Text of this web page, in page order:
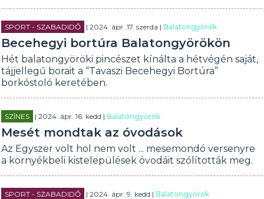
SPORT - SZABADIDŐ | 2024. ápr. 17. szerda |Balatongyörök
Becehegyi bortúra Balatongyörökön
Hét balatongyöröki pincészet kínálta a hétvégén saját,
tájjellegű borait a “Tavaszi Becehegyi Bortúra”
borkóstoló keretében.
SZÍNES | 2024. ápr. 16. kedd |Balatongyörök
Mesét mondtak az óvodások
Az Egyszer volt hol nem volt ... mesemondó versenyre
a környékbeli kistelepülések óvodáit szólították meg.
SPORT - SZABADIDŐ | 2024. ápr. 9. kedd |Balatongyörök